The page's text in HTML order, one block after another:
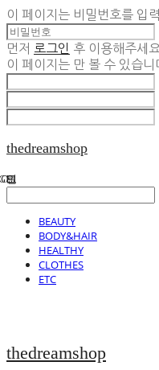
이 페이지는 비밀번호를 입
먼저 로그인 후 이용해주세요.
이 페이지는 만 볼 수 있습니
thedreamshop
BEAUTY
BODY&HAIR
HEALTHY
CLOTHES
ETC
thedreamshop